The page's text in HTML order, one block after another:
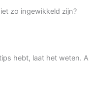
zo ingewikkeld zijn?
hebt, laat het weten.